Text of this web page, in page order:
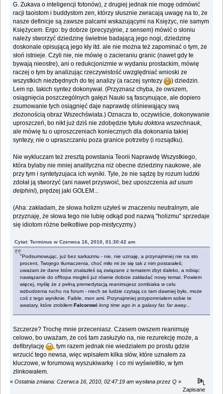
G. Zukava o inteligencji fotonów), z drugiej jednak nie mogę odmówić
racji taoistom i buddystom zen, którzy słusznie zwracają uwagę na to, że
nasze definicje są zawsze palcami wskazującymi na Księżyc, nie samym
Księżycem. Ergo: by dobrze (precyzyjnie, z sensem) mówić o słoniu
należy stworzyć dziedzinę świetnie badającą jego nogi, dziedzinę
doskonale opisującą jego kły itd. ale nie można też zapominać o tym, że
słoń istnieje. Czyli nie, nie mówię o zacieraniu granic (nawet gdy te
bywają nieostre), ani o redukcjonizmie w wydaniu prostackim, mówię
raczej o tym by analizując rzeczywistość uwzględniać wnioski ze
wszystkich niezbędnych do tej analizy (a raczej syntezy
) dziedzin.
Lem np. takich syntez dokonywał. (Przyznasz chyba, że owszem,
osiągnięcia poszczególnych gałęzi Nauki są fascynujące, ale dopiero
zsumowanie tych osiągnięć daje naprawdę olśniewąjący swą
złożonością obraz Wszechświata.) Oznacza to, oczywiście, dokonywanie
uproszczeń, bo nikt już dziś nie zdobędzie tytułudoktora wszechnauk,
ale mówię tu o uproszczeniach koniecznych dla dokonania takiej
syntezy, nie o upraszczaniu poza granice potrzeby (i rozsądku).
Nie wykluczam też zresztą powstania Teorii Naprawdę Wszystkiego,
która bylaby nie mniej analityczna niż obecne dziedziny naukowe, ale
przy tym i syntetyzujaca ich wyniki. Tyle, że nie sądzę by rozum ludzki
zdołał ją stworzyć (ani nawet przyswoić, bez uposzczeniaad usum
delphini), prędzej jaki GOLEM...
(Aha: zakładam, że słowa holizm użyłeś w znaczeniu neutralnym, ale
przyznaję, że słowa tego nie lubię odkąd pod nazwą "holizmu" sprzedaje
się idiotom różne bełkotliwe pop-mistycyzmy.)
Cytat: Terminus w Czerwca 16, 2010, 01:30:42 am
"Podsumowując, już bez sarkazmu - nie, nie uznaję, a przynajmniej nie na sto
procent, Twojego tłumaczenia, choć miło mi że się tak z nim postarałeś;
uważam że dane które znalazłeś są związane z tematem zbyt daleko, a robiąc
nawiązanie do offtopa mogłeś już równie dobrze zakładać nowy temat. Powiem
więcej, myślę że z pełną premedytacją reanimujesz zombiaka w celu
wzbudzenia ruchu na forum - niech se ludzie czytają co tam dawniej było, może
coś z tego wyniknie. Faible, mon ami. Przynajmniej przypomniałem sobie te
awatary, które zrobiłemFalcorowi long time ago in a galaxy far, far away...
Szczerze? Trochę mnie przeceniasz. Czasem owszem reanimuję
celowo, bo uważam, że coś tam zasłużyło na, nie rezurekcję może, a
defibrylację
, tym razem jednak nie wiedziałem po prostu gdzie
wrzucić tego newsa, więc wpisałem kilka słów, które uznałem za
kluczowe, w forumową wyszukiwarkę i co mi wyświetliło, w tym
zlinkowałem.
« Ostatnia zmiana: Czerwca 16, 2010, 02:47:19 am wysłana przez Q »
Zapisane